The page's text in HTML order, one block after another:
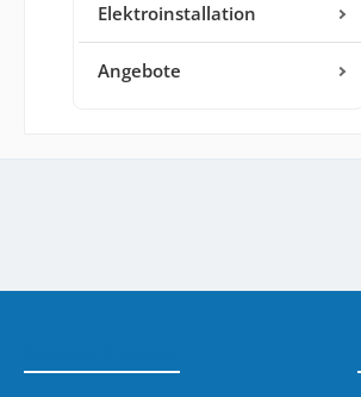
Elektroinstallation
Angebote